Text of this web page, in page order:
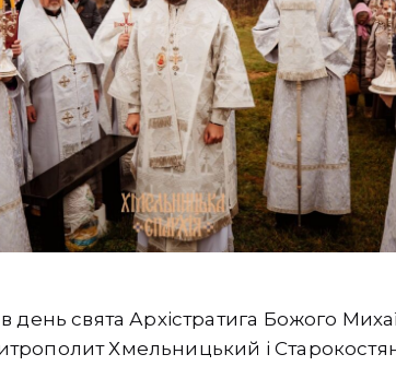
день свята Архістратига Божого
Хмельницький і